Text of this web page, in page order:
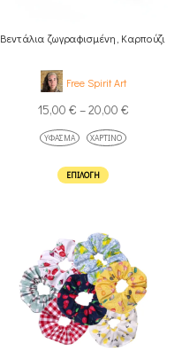
Βεντάλια ζωγραφισμένη, Καρπούζι
Free Spirit Art
15,00 € –20,00 €
ΎΦΑΣΜΑ ΧΆΡΤΙΝΟ
ΕΠΙΛΟΓΉ